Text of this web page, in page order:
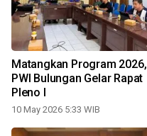
Matangkan Program 2026,
PWI Bulungan Gelar Rapat
Pleno I
10 May 2026 5:33 WIB